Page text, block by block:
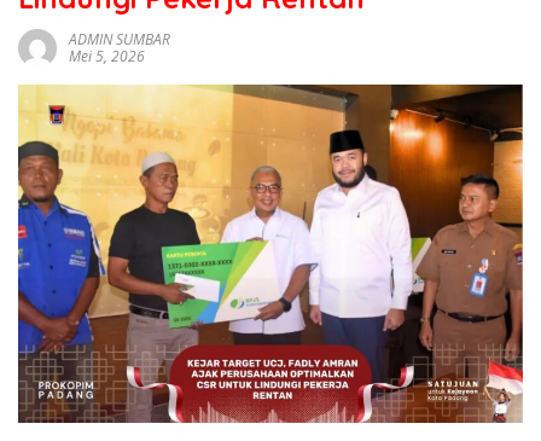
sumbar
tv
live
ADMIN SUMBAR
Mei 5, 2026